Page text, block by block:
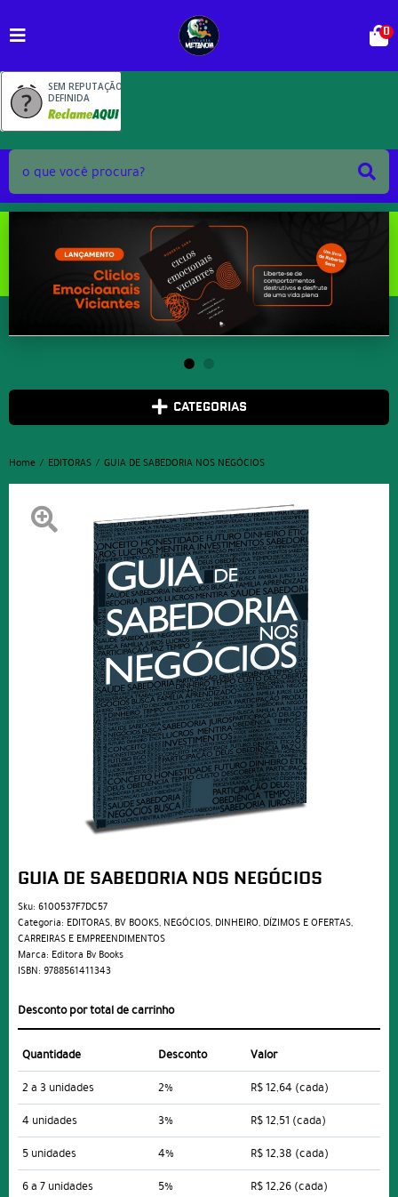
SEM REPUTAÇÃO
DEFINIDA
0
CATEGORIAS
Home EDITORAS GUIA DE SABEDORIA NOS NEGÓCIOS
GUIA DE SABEDORIA NOS NEGÓCIOS
Sku: 6100537F7DC57
Categoria: EDITORAS, BV BOOKS, NEGÓCIOS, DINHEIRO, DÍZIMOS E OFERTAS,
CARREIRAS E EMPREENDIMENTOS
Marca: Editora Bv Books
ISBN: 9788561411343
Desconto por total de carrinho
Quantidade Desconto
Valor
2 a 3 unidades
2% R$ 12,64 (cada)
4 unidades
3% R$ 12,51 (cada)
5 unidades
4% R$ 12,38 (cada)
6 a 7 unidades
5% R$ 12,26 (cada)